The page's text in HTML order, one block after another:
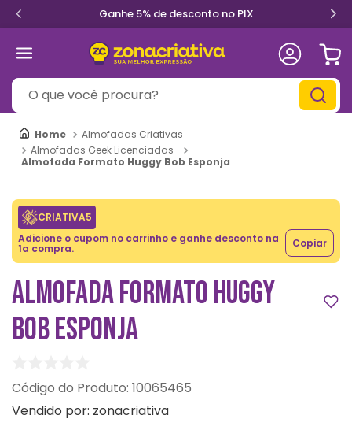
Ganhe 5% de desconto no PIX
O que você procura?
Almofadas Criativas
Almofadas Geek Licenciadas
Almofada Formato Huggy Bob Esponja
CRIATIVA5
Adicione o cupom no carrinho e ganhe desconto na
1a compra. Copiar
ALMOFADA FORMATO HUGGY
BOB ESPONJA
: 10065465
Vendido por: zonacriativa